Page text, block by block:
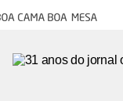
cama boa mesa